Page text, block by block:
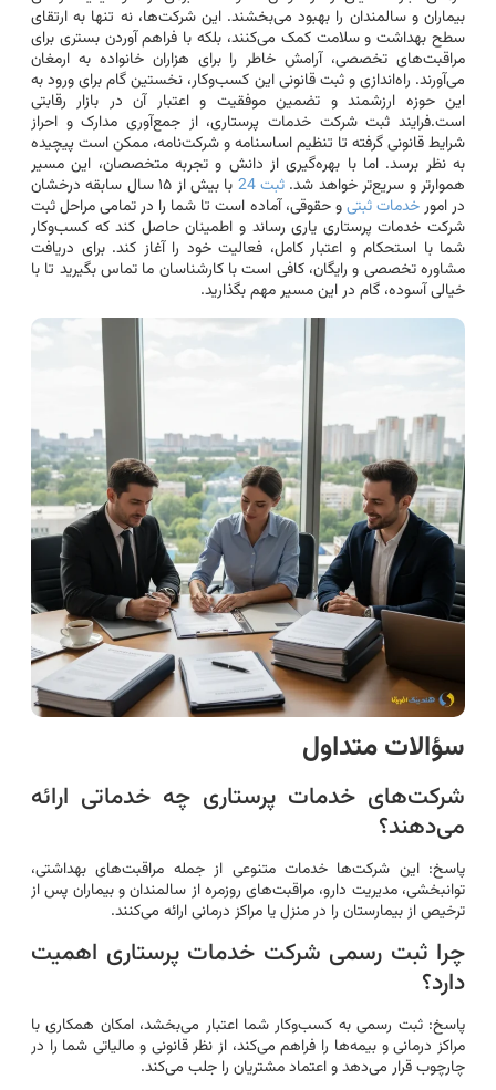
بیماران و سالمندان را بهبود می‌بخشند. این شرکت‌ها، نه تنها به ارتقای
سطح بهداشت و سلامت کمک می‌کنند، بلکه با فراهم آوردن بستری برای
مراقبت‌های تخصصی، آرامش خاطر را برای هزاران خانواده به ارمغان
می‌آورند. راه‌اندازی و ثبت قانونی این کسب‌وکار، نخستین گام برای ورود به
این حوزه ارزشمند و تضمین موفقیت و اعتبار آن در بازار رقابتی
است.فرایند ثبت شرکت خدمات پرستاری، از جمع‌آوری مدارک و احراز
شرایط قانونی گرفته تا تنظیم اساسنامه و شرکت‌نامه، ممکن است پیچیده
به نظر برسد. اما با بهره‌گیری از دانش و تجربه متخصصان، این مسیر
هموارتر و سریع‌تر خواهد شد. ثبت 24
با بیش از ۱۵ سال سابقه درخشان
در امورخدمات ثبتیو حقوقی، آماده است تا شما را در تمامی مراحل ثبت
شرکت خدمات پرستاری یاری رساند و اطمینان حاصل کند که کسب‌وکار
شما با استحکام و اعتبار کامل، فعالیت خود را آغاز کند. برای دریافت
مشاوره تخصصی و رایگان، کافی است با کارشناسان ما تماس بگیرید تا با
خیالی آسوده، گام در این مسیر مهم بگذارید.
سؤالات متداول
شرکت‌های خدمات پرستاری چه خدماتی ارائه
می‌دهند؟
پاسخ: این شرکت‌ها خدمات متنوعی از جمله مراقبت‌های بهداشتی،
توانبخشی، مدیریت دارو، مراقبت‌های روزمره از سالمندان و بیماران پس از
ترخیص از بیمارستان را در منزل یا مراکز درمانی ارائه می‌کنند.
چرا ثبت رسمی شرکت خدمات پرستاری اهمیت
دارد؟
پاسخ: ثبت رسمی به کسب‌وکار شما اعتبار می‌بخشد، امکان همکاری با
مراکز درمانی و بیمه‌ها را فراهم می‌کند، از نظر قانونی و مالیاتی شما را در
چارچوب قرار می‌دهد و اعتماد مشتریان را جلب می‌کند.